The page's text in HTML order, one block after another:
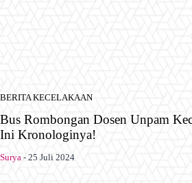
BERITA KECELAKAAN
Bus Rombongan Dosen Unpam
Ini Kronologinya!
Surya - 25 Juli 2024